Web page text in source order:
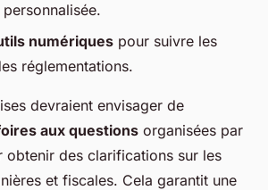
numériques pour suivre les
réglementations.
devraient envisager de
aux questions organisées par
obtenir des clarifications sur les
et fiscales. Cela garantit une